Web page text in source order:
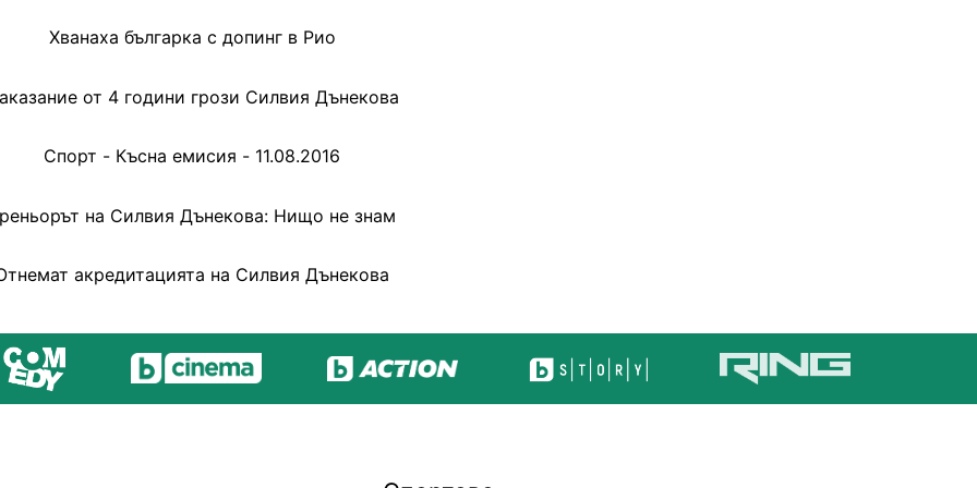
Хванаха българка с допинг в Рио
от 4 години грози Силвия Дънекова
Спорт - Късна емисия - 11.08.2016
на Силвия Дънекова: Нищо не знам
акредитацията на Силвия Дънекова